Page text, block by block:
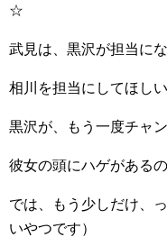
☆
武見は、黒沢が担当に
相川を担当にしてほし
黒沢が、もう一度チャ
彼女の頭にハゲがある
では、もう少しだけ、
いやつです）